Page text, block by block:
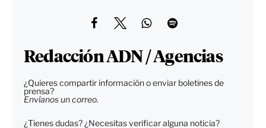
Redacción ADN / Agencias
¿Quieres compartir información o enviar boletines de
prensa?
Envíanos un correo.
¿Tienes dudas? ¿Necesitas verificar alguna noticia?